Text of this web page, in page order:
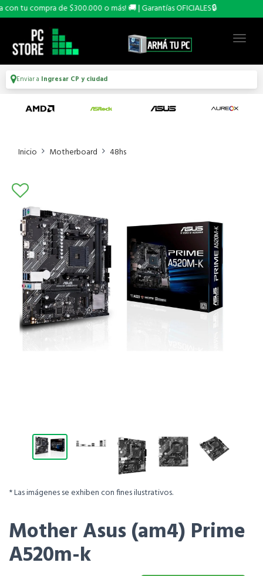
tu compra de $300.000 o más! 🚚 | Garantías OFICIALES🔒
Enviar a Ingresar CP y ciudad
Inicio Motherboard 48hs
* Las imágenes se exhiben con fines ilustrativos.
Mother Asus (am4) Prime
A520m-k